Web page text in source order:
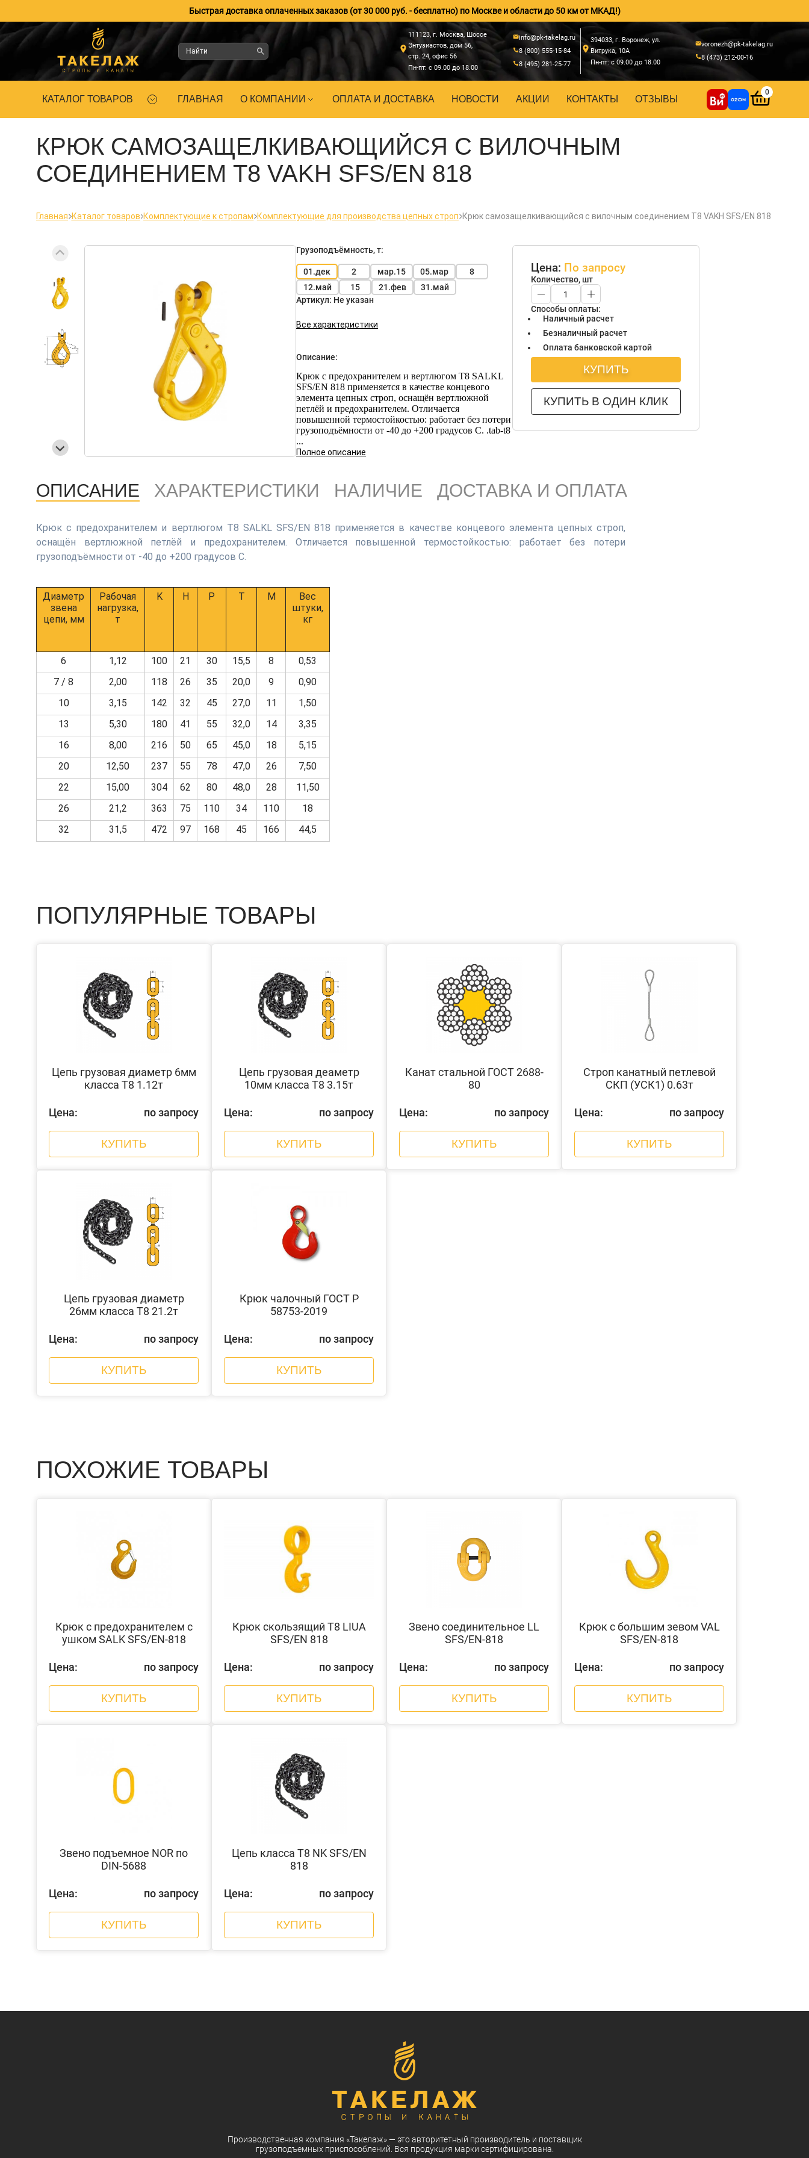
Быстрая доставка оплаченных заказов (от 30 000 руб. - бесплатно) по Москве и области до 50 км от МКАД!)
111123, г. Москва, Шоссе
Энтузиастов, дом 56,
стр. 24, офис 56
Пн-пт: с 09.00 до 18.00
info@pk-takelag.ru
8 (800) 555-15-84
8 (495) 281-25-77
394033, г. Воронеж, ул.
Витрука, 10А
Пн-пт: с 09.00 до 18.00
voronezh@pk-takelag.ru
8 (473) 212-00-16
КАТАЛОГ ТОВАРОВ ГЛАВНАЯ О КОМПАНИИ ОПЛАТА И ДОСТАВКА НОВОСТИ АКЦИИ КОНТАКТЫ ОТЗЫВЫ
0
КРЮК САМОЗАЩЕЛКИВАЮЩИЙСЯ С ВИЛОЧНЫМ
СОЕДИНЕНИЕМ Т8 VAKH SFS/EN 818
Главная Каталог товаров Комплектующие к стропам Комплектующие для производства цепных строп Крюк самозащелкивающийся с вилочным соединением Т8 VAKH SFS/EN 818
Грузоподъёмность, т:
01.дек 2 мар.15 05.мар
8
12.май
15 21.фев
31.май
Артикул: Не указан
Все характеристики
Описание:
Крюк с предохранителем и вертлюгом Т8 SALKL
SFS/EN 818 применяется в качестве концевого
элемента цепных строп, оснащён вертлюжной
петлёй и предохранителем. Отличается
повышенной термостойкостью: работает без потери
грузоподъёмности от -40 до +200 градусов С. .tab-t8
...
Полное описание
Цена: По запросу
Количество, шт
Способы оплаты:
Наличный расчет
Безналичный расчет
Оплата банковской картой
КУПИТЬ
КУПИТЬ В ОДИН КЛИК
ОПИСАНИЕ ХАРАКТЕРИСТИКИ НАЛИЧИЕ ДОСТАВКА И ОПЛАТА
Крюк с предохранителем и вертлюгом Т8 SALKL SFS/EN 818 применяется в качестве концевого элемента цепных строп,
оснащён вертлюжной петлёй и предохранителем. Отличается повышенной термостойкостью: работает без потери
грузоподъёмности от -40 до +200 градусов С.
Диаметр
звена
цепи, мм
Рабочая
нагрузка,
т
K H Р T M
Вес
штуки,
кг
6 1,12 100 21 30 15,5 8
0,53
7 / 8
2,00 118 26 35 20,0 9
0,90
10
3,15 142 32 45 27,0 11
1,50
13
5,30 180 41 55 32,0 14
3,35
16
8,00 216 50 65 45,0 18
5,15
20
12,50 237 55 78 47,0 26
7,50
22
15,00 304 62 80 48,0 28
11,50
26
21,2 363 75 110 34 110
18
32
31,5 472 97 168 45 166 44,5
ПОПУЛЯРНЫЕ ТОВАРЫ
Цепь грузовая диаметр 6мм
класса Т8 1.12т
Цена: по запросу
КУПИТЬ
Цепь грузовая деаметр
10мм класса Т8 3.15т
Цена: по запросу
КУПИТЬ
Канат стальной ГОСТ 2688-
80
Цена: по запросу
КУПИТЬ
Строп канатный петлевой
СКП (УСК1) 0.63т
Цена: по запросу
КУПИТЬ
Цепь грузовая диаметр
26мм класса Т8 21.2т
Цена: по запросу
КУПИТЬ
Крюк чалочный ГОСТ Р
58753-2019
Цена: по запросу
КУПИТЬ
ПОХОЖИЕ ТОВАРЫ
Крюк с предохранителем с
ушком SALK SFS/EN-818
Цена: по запросу
КУПИТЬ
Крюк скользящий Т8 LIUA
SFS/EN 818
Цена: по запросу
КУПИТЬ
Звено соединительное LL
SFS/EN-818
Цена: по запросу
КУПИТЬ
Крюк с большим зевом VAL
SFS/EN-818
Цена: по запросу
КУПИТЬ
Звено подъемное NOR по
DIN-5688
Цена: по запросу
КУПИТЬ
Цепь класса Т8 NK SFS/EN
818
Цена: по запросу
КУПИТЬ
Производственная компания «Такелаж»— это авторитетный производитель и поставщик
грузоподъемных приспособлений. Вся продукция марки сертифицирована.